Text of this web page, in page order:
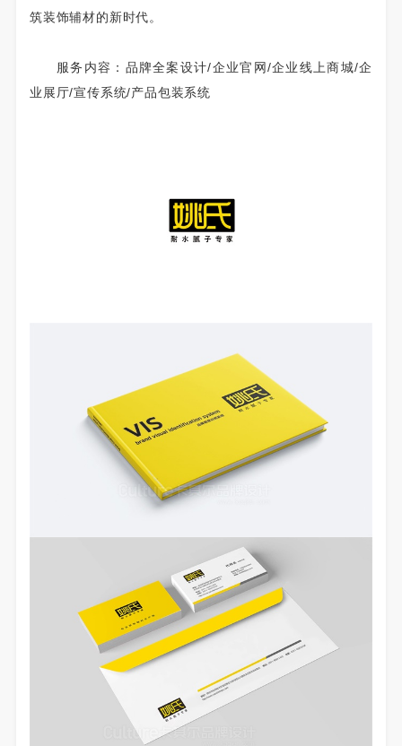
筑装饰辅材的新时代。
服务内容：品牌全案设计/企业官网/企业线上商城/企
业展厅/宣传系统/产品包装系统